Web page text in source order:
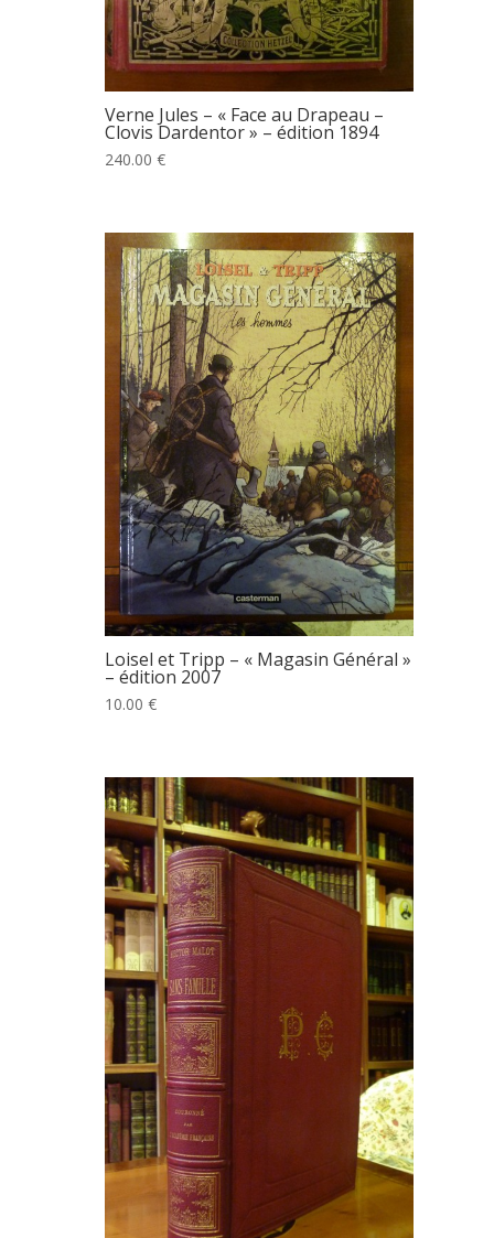
Verne Jules – « Face au Drapeau –
Clovis Dardentor » – édition 1894
240.00 €
Loisel et Tripp – « Magasin Général »
– édition 2007
10.00 €